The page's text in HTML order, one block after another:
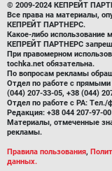
© 2009-2024 КЕПРЕЙТ
Все права на материалы,
КЕПРЕЙТ ПАРТНЕРС.
Какое-либо использование
КЕПРЕЙТ ПАРТНЕРС
При правомерном
tochka.net обязательна.
По вопросам рекламы
Отдел по работе с прямыми
(044) 207-33-05, +38 (044)
Отдел по работе с РА: Тел./
Редакция: +38 044 207-97-00
Материалы, отмеченные
рекламы.
Правила пользования,
данных.